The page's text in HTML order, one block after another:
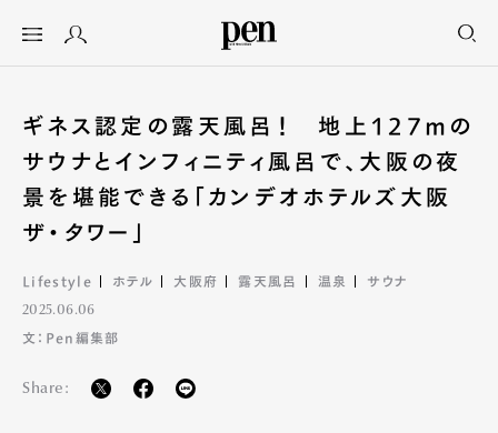
ギネス認定の露天風呂！ 地上127mの
サウナとインフィニティ風呂で、大阪の夜
景を堪能できる「カンデオホテルズ大阪
ザ・タワー」
Lifestyle ホテル 大阪府 露天風呂 温泉 サウナ
2025.06.06
文：Pen編集部
Share: